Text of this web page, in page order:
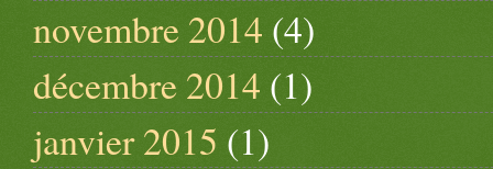
novembre 2014 (4)
décembre 2014 (1)
janvier 2015 (1)